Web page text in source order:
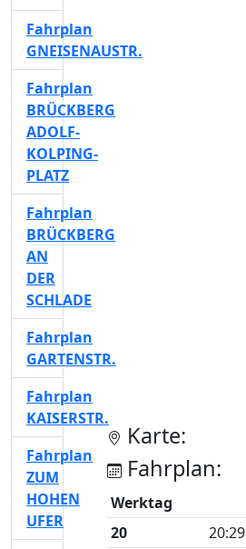
Karte:
Fahrplan:
Werktag
20
20:29
Fahrplan
GNEISENAUSTR.
Fahrplan
BRÜCKBERG
ADOLF-
KOLPING-
PLATZ
Fahrplan
BRÜCKBERG
AN
DER
SCHLADE
Fahrplan
GARTENSTR.
Fahrplan
KAISERSTR.
Fahrplan
ZUM
HOHEN
UFER